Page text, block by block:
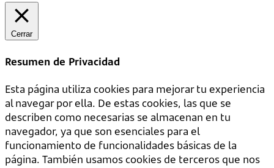
Cerrar
Resumen de Privacidad
Esta página utiliza cookies para mejorar tu experiencia
al navegar por ella. De estas cookies, las que se
describen como necesarias se almacenan en tu
navegador, ya que son esenciales para el
funcionamiento de funcionalidades básicas de la
página. También usamos cookies de terceros que nos